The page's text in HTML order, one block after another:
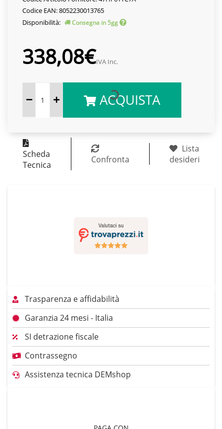
Codice EAN: 8052230013765
Disponibilità:
Consegna in 5gg
338,08€IVA Inc.
ACQUISTA
Scheda
Tecnica
Confronta
Lista
desideri
Trasparenza e affidabilità
Garanzia 24 mesi - Italia
SI detrazione fiscale
Contrassegno
Assistenza tecnica DEMshop